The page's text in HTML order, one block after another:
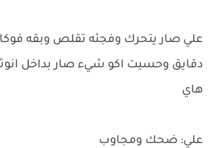
علي صار يتحرك وفجئه تقلص وبقه
دقايق وحسيت اكو شيء صار بداخل
هاي
علي: ضحك ومجاوب